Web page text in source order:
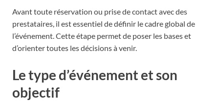
Avant toute réservation ou prise de contact avec des
prestataires, il est essentiel de définir le cadre global de
l’événement. Cette étape permet de poser les bases et
d’orienter toutes les décisions à venir.
Le type d’événement et son
objectif